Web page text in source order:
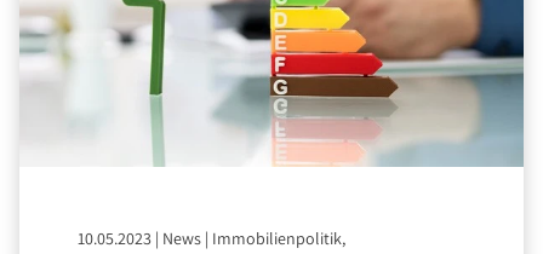
10.05.2023 | News | Immobilienpolitik,